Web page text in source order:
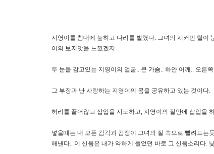
지영이를 침대에 눞히고 다리를 벌렸다. 그녀의 시커먼 털이
이의 보지 맛을 느꼈겠지...
두 눈을 감고있는 지영이의 얼굴.. 큰 가슴.. 하얀 어깨.. 오른쪽
그 부장과 난 사랑하는 지영이의 몸을 공유하고 있는 것이다.
허리를 끌어않고 삽입을 시도하고, 지영이의 질안에 삽입을
넣을때는 내 모든 감각과 감정이 그녀의 질 속으로 빨려드는
해낸다.. 이 신음은 내가 약하게 들었던 바로 그 신음소리다.